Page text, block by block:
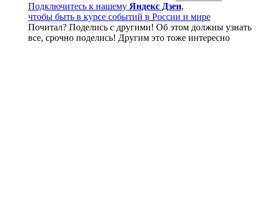
Подключитесь к нашему Яндекс Дзен,
чтобы быть в курсе событий в России и мире
Почитал? Поделись с другими! Об этом должны узнать
все, срочно поделись! Другим это тоже интересно